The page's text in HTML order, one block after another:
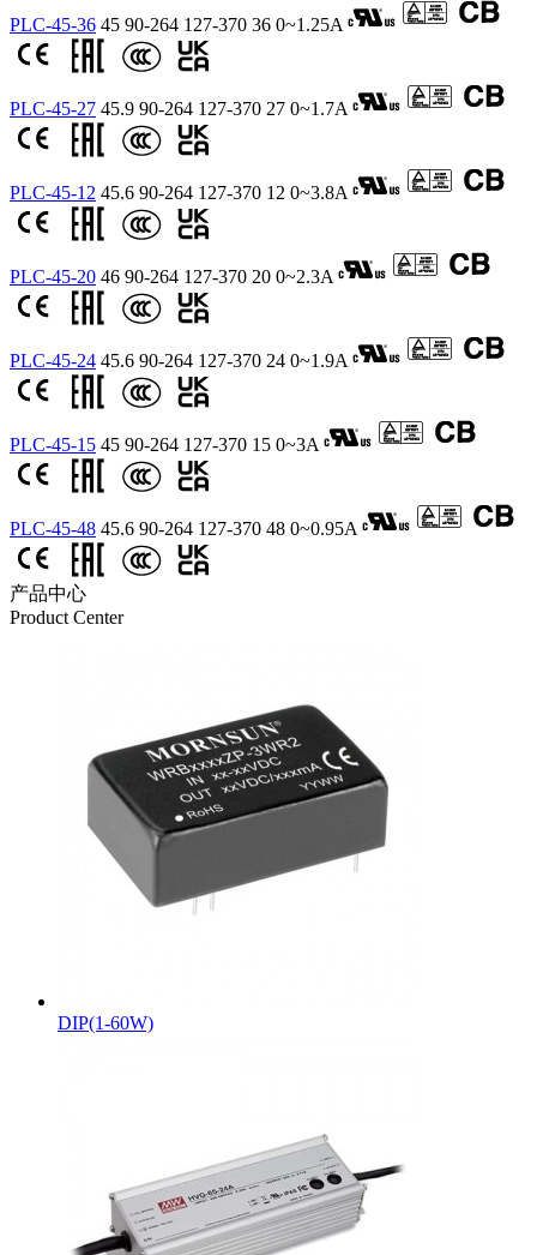
PLC-45-36 45 90-264 127-370 36 0~1.25A
PLC-45-27 45.9 90-264 127-370 27 0~1.7A
PLC-45-12 45.6 90-264 127-370 12 0~3.8A
PLC-45-20 46 90-264 127-370 20 0~2.3A
PLC-45-24 45.6 90-264 127-370 24 0~1.9A
PLC-45-15 45 90-264 127-370 15 0~3A
PLC-45-48 45.6 90-264 127-370 48 0~0.95A
产品中心
Product Center
DIP(1-60W)